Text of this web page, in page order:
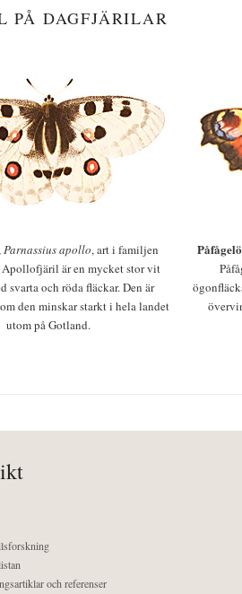
PÅ DAGFJÄRILAR
Parnassius apollo, art i familjen
är en mycket stor vit
svarta och röda fläckar. Den är
den minskar starkt i hela landet
utom på Gotland.
och referenser